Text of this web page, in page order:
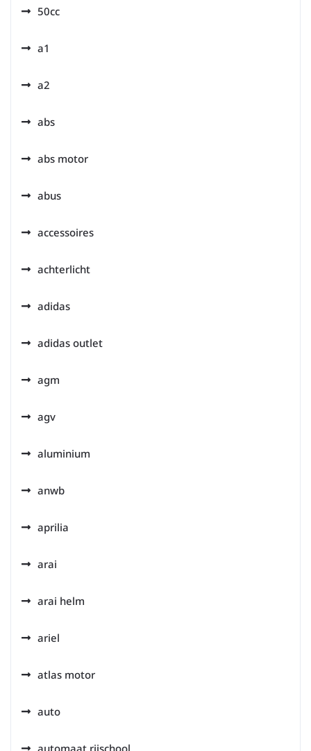
50cc
a1
a2
abs
abs motor
abus
accessoires
achterlicht
adidas
adidas outlet
agm
agv
aluminium
anwb
aprilia
arai
arai helm
ariel
atlas motor
auto
automaat rijschool